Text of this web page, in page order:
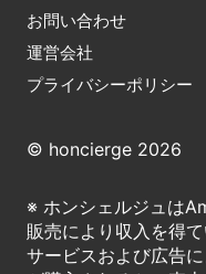
お問い合わせ
運営会社
プライバシーポリシー
© honcierge 2026
※ ホンシェルジュは
販売により収入を得
サービスおよび広告